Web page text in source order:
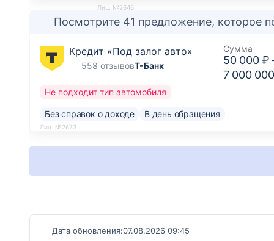
Лиц. №2646
Посмотрите 41 предложение, которое
Кредит «Под залог авто»
558 отзывовТ-Банк
Сумма
50 000 ₽
7 000
Не подходит тип автомобиля
Без справок о доходе В день обращения
Лиц. №2673
Дата обновления:07.08.2026 09:45